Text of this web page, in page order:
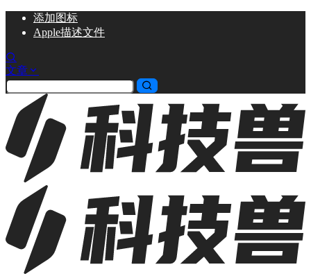
添加图标
Apple描述文件
文章